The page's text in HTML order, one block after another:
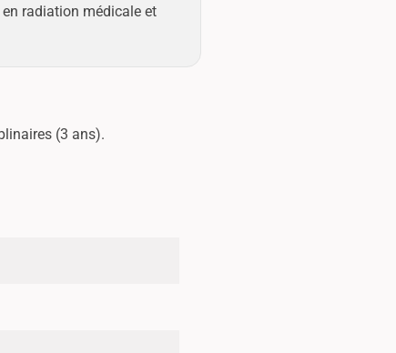
radiation médicale et
(3 ans).